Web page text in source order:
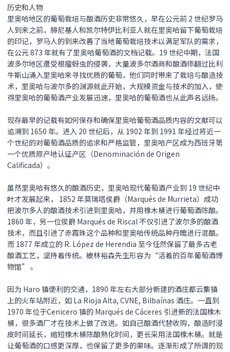
历史和人物
里奥哈地区的葡萄栽培与酿酒历史非常悠久，早在公元前 2 世纪罗马
人到来之前，腓尼基人和凯尔特伊比利亚人就在里奥哈留下葡萄栽培
的印记，罗马人的到来改善了当地葡萄栽培技术以满足军队的需求，
在公元 873 年就有了里奥哈葡萄酒的文档记载。19 世纪中期，法国
波多尔地区遭受根瘤蚜虫的侵袭，大量波多尔酒商和酿酒师翻过比利
牛斯山涌入里奥哈来寻找优质的葡萄，他们同时带来了栽培与酿造技
术，里奥哈与波尔多的渊源就此开始，大规模资金与技术的加入，使
得里奥哈的葡萄酒产业发展迅速，里奥哈的葡萄酒也从此声名远扬。
现存最早的记载有如何保存和确保里奥哈葡萄酒品质内容的文献可以
追溯到 1650 年。进入 20 世纪后，从 1902 年到 1991 年经过将近一
个世纪的对葡萄酒品质的追求和严格监管，里奥哈产区成为西班牙第
一个优质原产地认证产区（Denominación de Origen
Calificada）。
虽然里奥哈有悠久的酿酒历史，里奥哈现代葡萄酒产业到 19 世纪中
叶才发展起来， 1852 年莫瑞塔侯爵（Marqués de Murrieta）成功
把波尔多人的酿酒技术引进到里奥哈，并用橡木桶进行葡萄酒陈酿。
1860 年，另一位侯爵 Marqués de Riscal 不仅引进了波尔多的酿酒
技术，而且引进了赤霞珠这个品种和里奥哈传统品种丹魄进行混酿。
而 1877 年成立的 R. López de Herendia 至今任然保留了最多古老
酿酒工艺，坚持着传统。被林裕森先生形容为“活着的百年葡萄酒博
物馆” 。
因为 Haro 镇便利的交通，1890 年左右大部分新建的酒庄都云集镇
上的火车站附近，如 La Rioja Alta, CVNE, Bilbaínas 酒庄。一直到
1970 年位于Cenicero 镇的 Marqués de Cáceres 引进新的法国橡木
桶，很多酒厂才在技术上做了改进。如自己酿酒代替收购，酿造时浸
皮时间延长，缩短橡木桶陈酿熟化时间，更长采用法国橡木桶。就是
让葡萄酒的口感更深厚，也保留了更多的果味。逐渐形成了所谓的现